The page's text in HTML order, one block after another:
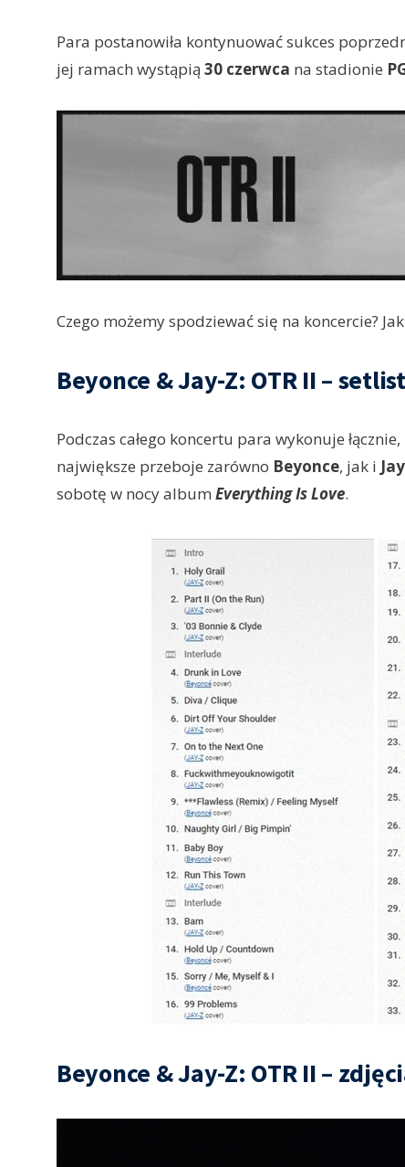
Para postanowiła kontynuować sukces
jej ramach wystąpią 30 czerwca na stadionie
Czego możemy spodziewać się na koncercie?
Beyonce & Jay-Z: OTR II –
Podczas całego koncertu para wykonuje łącznie,
największe przeboje zarówno Beyonce, jak i
sobotę w nocy album Everything Is Love.
Beyonce & Jay-Z: OTR II –